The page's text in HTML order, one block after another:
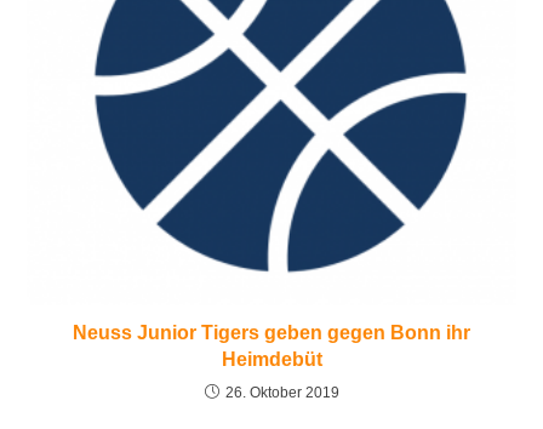
Neuss Junior Tigers geben gegen Bonn ihr
Heimdebüt
26. Oktober 2019